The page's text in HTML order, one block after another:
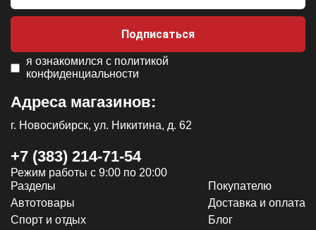
Подписаться
я ознакомился с политикой
конфиденциальности
+7 (383) 214-71-54
Режим работы с 9:00 по 20:00
Адреса магазинов:
г. Новосибирск, ул. Никитина, д. 62
Разделы
Автотовары
Спорт и отдых
Покупателю
Доставка и оплата
Блог